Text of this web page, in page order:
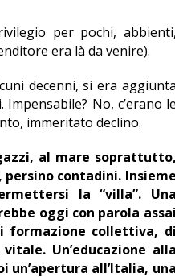
per pochi, abbienti,
era là da venire).
decenni, si era aggiunta
No, c’erano le
immeritato declino.
al mare soprattutto,
contadini. Insieme
la “villa”. Una
oggi con parola assai
formazione collettiva, di
Un’educazione alla
un’apertura all’Italia, una